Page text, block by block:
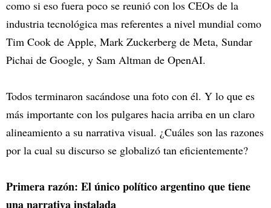
como si eso fuera poco se reunió con los CEOs de la
industria tecnológica mas referentes a nivel mundial como
Tim Cook de Apple, Mark Zuckerberg de Meta, Sundar
Pichai de Google, y Sam Altman de OpenAI.
Todos terminaron sacándose una foto con él. Y lo que es
más importante con los pulgares hacia arriba en un claro
alineamiento a su narrativa visual. ¿Cuáles son las razones
por la cual su discurso se globalizó tan eficientemente?
Primera razón: El único político argentino que tiene
una narrativa instalada